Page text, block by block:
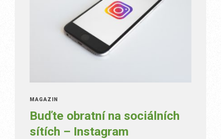
MAGAZÍN
Buďte obratní na sociálních
sítích – Instagram